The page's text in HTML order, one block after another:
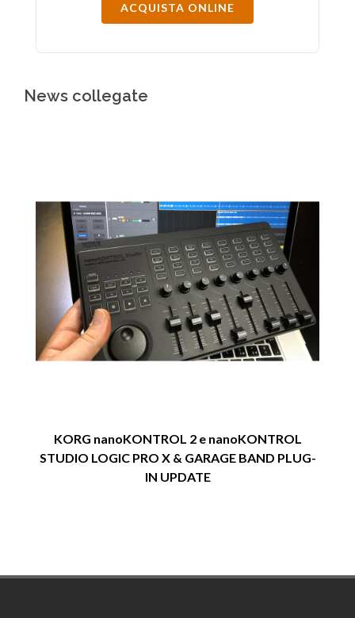
ACQUISTA ONLINE
News collegate
KORG nanoKONTROL 2 e nanoKONTROL
STUDIO LOGIC PRO X & GARAGE BAND PLUG-
IN UPDATE